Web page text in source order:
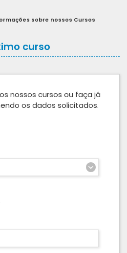
sobre nossos Cursos
curso
nossos cursos ou faça já
os dados solicitados.